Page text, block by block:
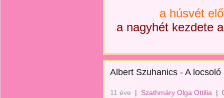
a húsvét
a nagyhét kezdete
Albert Szuhanics - A locsoló
11 éve | Szathmáry Olga Ottilia |